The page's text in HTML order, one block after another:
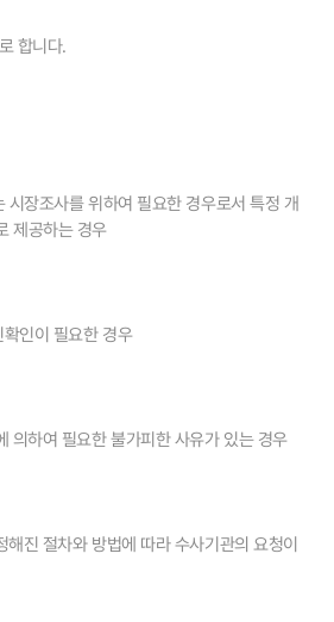
합니다.
시장조사를 위하여 필요한 경우로서 특정 개
제공하는 경우
인이 필요한 경우
의하여 필요한 불가피한 사유가 있는 경우
진 절차와 방법에 따라 수사기관의 요청이